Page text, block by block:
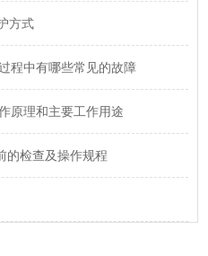
方式
程中有哪些常见的故障
原理和主要工作用途
的检查及操作规程